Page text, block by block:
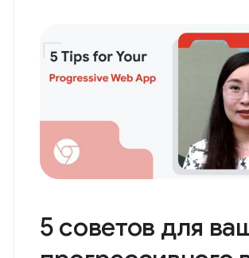
5 советов для